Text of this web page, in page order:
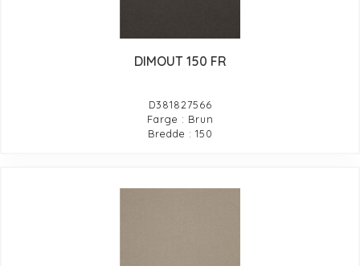
DIMOUT 150 FR
D381827566
Farge : Brun
Bredde : 150